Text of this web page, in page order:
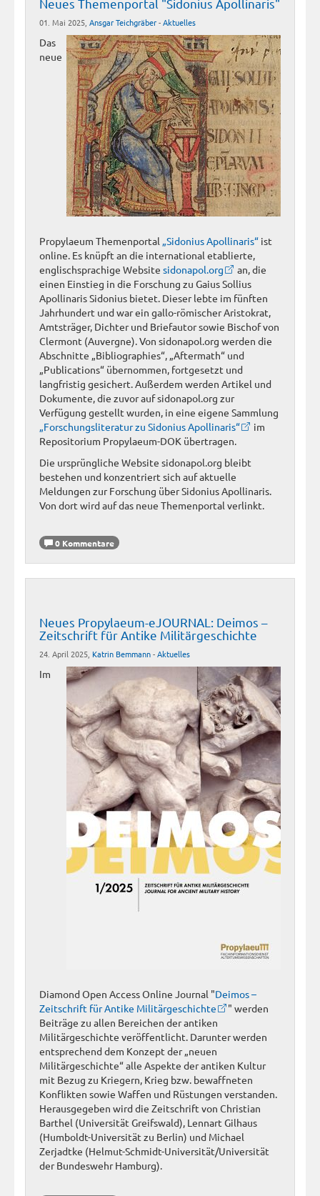
Neues Themenportal "Sidonius Apollinaris"
01. Mai 2025, Ansgar Teichgräber-Aktuelles
Das
neue
Propylaeum Themenportal „Sidonius Apollinaris“ ist
online. Es knüpft an die international etablierte,
englischsprachige Website sidonapol.org
an, die
einen Einstieg in die Forschung zu Gaius Sollius
Apollinaris Sidonius bietet. Dieser lebte im fünften
Jahrhundert und war ein gallo-römischer Aristokrat,
Amtsträger, Dichter und Briefautor sowie Bischof von
Clermont (Auvergne). Von sidonapol.org werden die
Abschnitte „Bibliographies“, „Aftermath“ und
„Publications“ übernommen, fortgesetzt und
langfristig gesichert. Außerdem werden Artikel und
Dokumente, die zuvor auf sidonapol.org zur
Verfügung gestellt wurden, in eine eigene Sammlung
„Forschungsliteratur zu Sidonius Apollinaris“
im
Repositorium Propylaeum-DOK übertragen.
Die ursprüngliche Website sidonapol.org bleibt
bestehen und konzentriert sich auf aktuelle
Meldungen zur Forschung über Sidonius Apollinaris.
Von dort wird auf das neue Themenportal verlinkt.
0 Kommentare
Neues Propylaeum-eJOURNAL: Deimos –
Zeitschrift für Antike Militärgeschichte
24. April 2025, Katrin Bemmann-Aktuelles
Im
Diamond Open Access Online Journal "Deimos –
Zeitschrift für Antike Militärgeschichte
" werden
Beiträge zu allen Bereichen der antiken
Militärgeschichte veröffentlicht. Darunter werden
entsprechend dem Konzept der „neuen
Militärgeschichte“ alle Aspekte der antiken Kultur
mit Bezug zu Kriegern, Krieg bzw. bewaffneten
Konflikten sowie Waffen und Rüstungen verstanden.
Herausgegeben wird die Zeitschrift von Christian
Barthel (Universität Greifswald), Lennart Gilhaus
(Humboldt-Universität zu Berlin) und Michael
Zerjadtke (Helmut-Schmidt-Universität/Universität
der Bundeswehr Hamburg).